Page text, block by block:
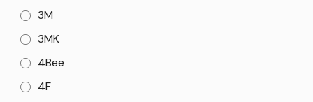
3M
3MK
4Bee
4F